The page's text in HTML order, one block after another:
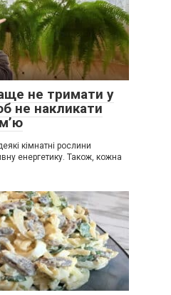
не тримати у
не накликати
кімнатні рослини
енергетику. Також, кожна